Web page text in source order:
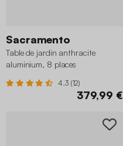
Sacramento
Table de jardin anthracite
aluminium, 8 places
4.3 (12)
379,99 €